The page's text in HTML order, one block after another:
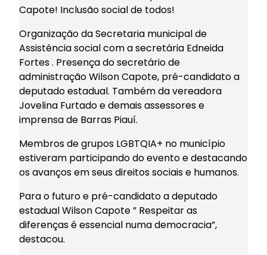
Capote! Inclusão social de todos!
Organização da Secretaria municipal de
Assistência social com a secretária Edneida
Fortes . Presença do secretário de
administração Wilson Capote, pré-candidato a
deputado estadual. Também da vereadora
Jovelina Furtado e demais assessores e
imprensa de Barras Piauí.
Membros de grupos LGBTQIA+ no município
estiveram participando do evento e destacando
os avanços em seus direitos sociais e humanos.
Para o futuro e pré-candidato a deputado
estadual Wilson Capote ” Respeitar as
diferenças é essencial numa democracia”,
destacou.